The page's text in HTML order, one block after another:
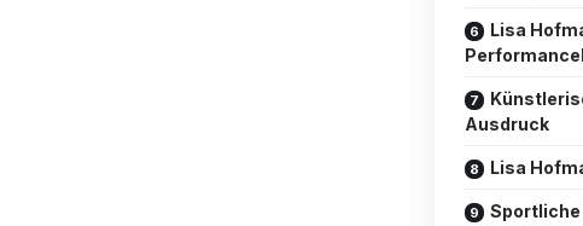
Lisa
Ausdruck
Lisa
Sportliche